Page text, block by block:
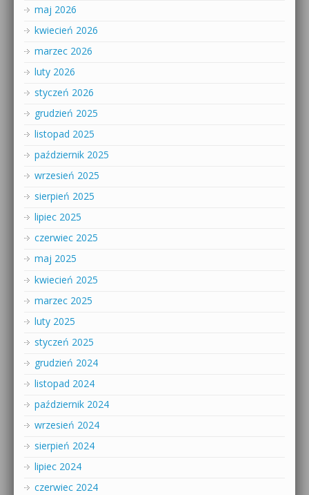
maj 2026
kwiecień 2026
marzec 2026
luty 2026
styczeń 2026
grudzień 2025
listopad 2025
październik 2025
wrzesień 2025
sierpień 2025
lipiec 2025
czerwiec 2025
maj 2025
kwiecień 2025
marzec 2025
luty 2025
styczeń 2025
grudzień 2024
listopad 2024
październik 2024
wrzesień 2024
sierpień 2024
lipiec 2024
czerwiec 2024